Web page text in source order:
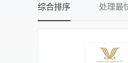
综合排序 处理最